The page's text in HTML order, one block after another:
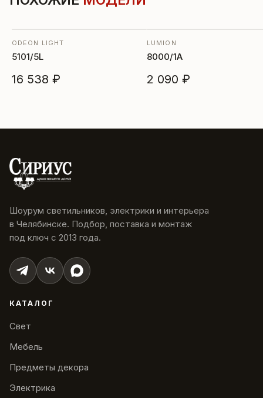
ODEON LIGHT
5101/5L
16 538 ₽
LUMION
8000/1A
2 090 ₽
Шоурум светильников, электрики и интерьера
в Челябинске. Подбор, поставка и монтаж
под ключ с 2013 года.
КАТАЛОГ
Свет
Мебель
Предметы декора
Электрика